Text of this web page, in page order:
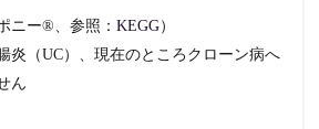
ニー®︎、参照： KEGG）
（UC）、現在のところクローン病へ
ん